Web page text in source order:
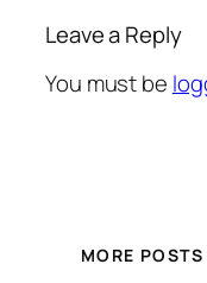
Leave a Reply
You must be
MORE POSTS